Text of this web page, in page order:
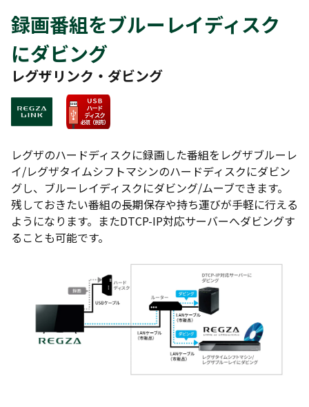
録画番組をブルーレイディスク
にダビング
レグザリンク・ダビング
レグザのハードディスクに録画した番組をレグザブルーレ
イ/レグザタイムシフトマシンのハードディスクにダビン
グし、ブルーレイディスクにダビング/ムーブできます。
残しておきたい番組の長期保存や持ち運びが手軽に行える
ようになります。またDTCP-IP対応サーバーへダビングす
ることも可能です。